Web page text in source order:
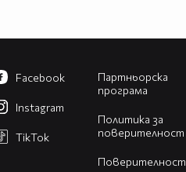
Партньорска
програма
Политика за
поверителност
Поверителност
Facebook
Instagram
TikTok